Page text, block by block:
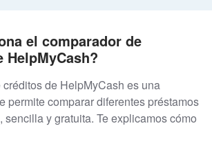
el comparador de
HelpMyCash?
de HelpMyCash es una
permite comparar diferentes préstamos
sencilla y gratuita. Te explicamos cómo